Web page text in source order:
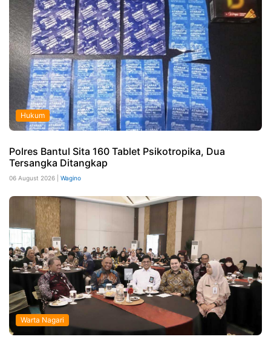
Hukum
Polres Bantul Sita 160 Tablet Psikotropika, Dua
Tersangka Ditangkap
06 August 2026 | Wagino
Warta Nagari